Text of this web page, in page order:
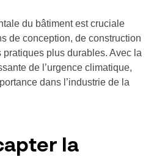
du bâtiment est cruciale
de conception, de construction
plus durables. Avec la
de l’urgence climatique,
dans l’industrie de la
la